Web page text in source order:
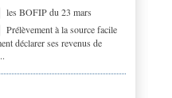
les BOFIP du 23 mars
Prélèvement à la source facile
déclarer ses revenus de